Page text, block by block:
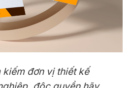
kiếm đơn vị thiết kế